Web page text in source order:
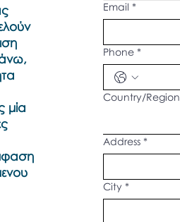
μία
Email *
Phone *
Multi-line address
Country/Region
Address *
City *